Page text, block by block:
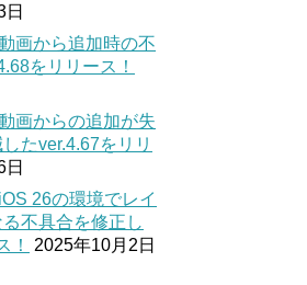
画から追加時の不
をリリース！
画からの追加が失
たver.4.67をリリ
26の環境でレイ
不具合を修正し
！
2025年10月2日